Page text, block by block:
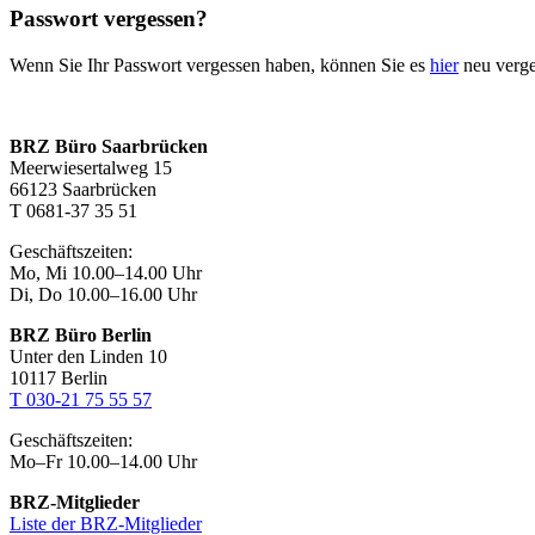
Passwort vergessen?
Wenn Sie Ihr Passwort vergessen haben, können Sie es hierneu
BRZ Büro Saarbrücken
Meerwiesertalweg 15
66123 Saarbrücken
T 0681-37 35 51
Geschäftszeiten:
Mo, Mi 10.00–14.00 Uhr
Di, Do 10.00–16.00 Uhr
BRZ Büro Berlin
Unter den Linden 10
10117 Berlin
T 030-21 75 55 57
Geschäftszeiten:
Mo–Fr 10.00–14.00 Uhr
BRZ-Mitglieder
Liste der BRZ-Mitglieder